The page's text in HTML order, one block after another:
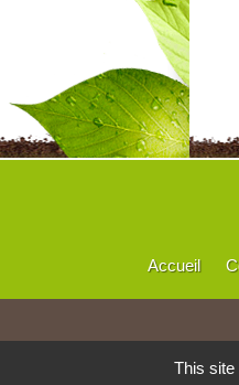
Accueil
This site